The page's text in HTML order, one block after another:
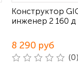
Конструктор
инженер 2 160 д
8 290 руб